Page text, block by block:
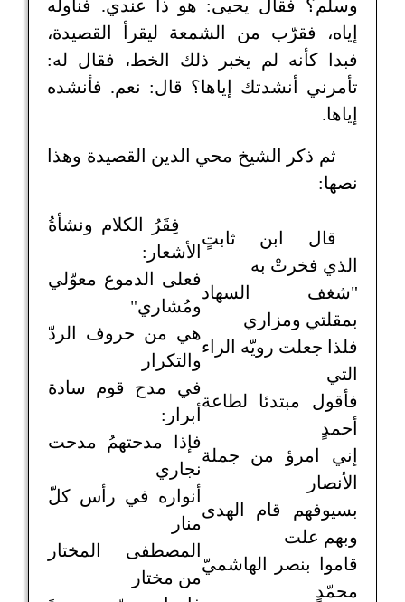
وسلّم؟ فقال يحيى: هو ذا عندي. فناوله
إياه، فقرّب من الشمعة ليقرأ القصيدة،
فبدا كأنه لم يخبر ذلك الخط، فقال له:
تأمرني أنشدتك إياها؟ قال: نعم. فأنشده
إياها.
ثم ذكر الشيخ محي الدين القصيدة وهذا
نصها:
قال ابن ثابتٍ
الذي فخرتْ به
"شغف السهاد
بمقلتي ومزاري
فلذا جعلت رويّه الراء
التي
فأقول مبتدئا لطاعة
أحمدٍ
إني امرؤ من جملة
الأنصار
بسيوفهم قام الهدى
وبهم علت
قاموا بنصر الهاشميّ
محمّدٍ
فِقَرُ الكلام ونشأةُ
الأشعار:
فعلى الدموع معوّلي
ومُشاري"
هي من حروف الردّ
والتكرار
في مدح قوم سادة
أبرار:
فإذا مدحتهمُ مدحت
نجاري
أنواره في رأس كلّ
منار
المصطفى المختار
من مختار